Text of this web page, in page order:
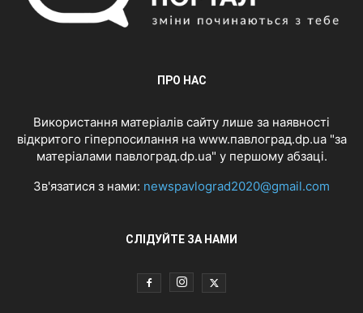
ПРО НАС
Використання матеріалів сайту лише за наявності
відкритого гіперпосилання на www.павлоград.dp.ua "за
матеріалами павлоград.dp.ua" у першому абзаці.
Зв'язатися з нами: newspavlograd2020@gmail.com
СЛІДУЙТЕ ЗА НАМИ